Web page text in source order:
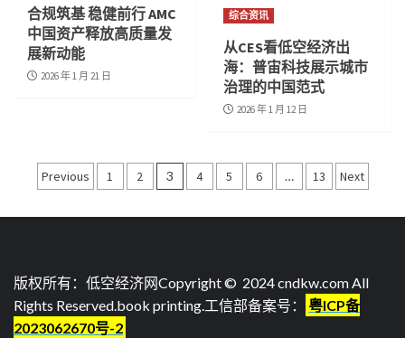
合规筑基 稳健前行 AMC
中国资产释放高质量发
展新动能
2026 年 1 月 21 日
综合资讯
从CES看低空经济出
海：普宙科技展示城市
治理的中国范式
2026 年 1 月 12 日
文
Previous 1 2 3 4 5 6 … 13 Next
版权所有：低空经济网Copyright © 2024 cndkw.com All
Rights Reserved.book printing.工信部备案号：
粤ICP备
2023062670号-2